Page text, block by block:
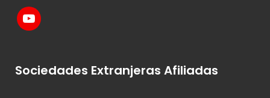
Sociedades Extranjeras Afiliadas